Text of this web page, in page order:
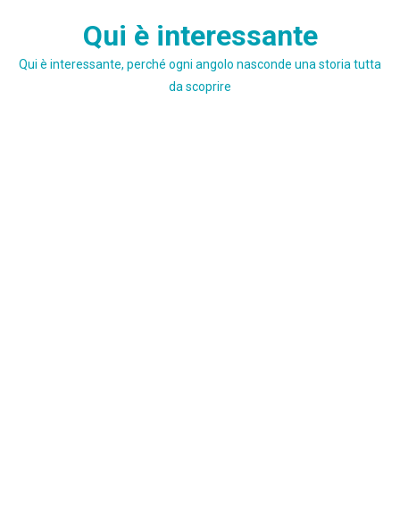
Qui è interessante
Qui è interessante, perché ogni angolo nasconde una storia tutta
da scoprire